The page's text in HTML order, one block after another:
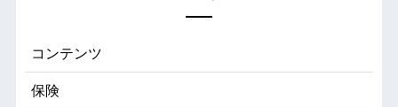
コンテンツ
保険